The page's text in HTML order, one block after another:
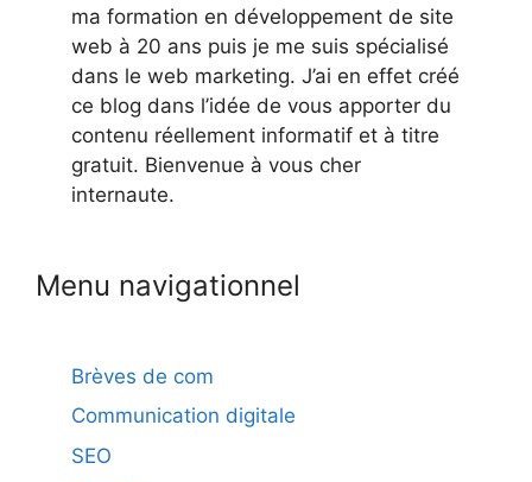
ma formation en développement de site
web à 20 ans puis je me suis spécialisé
dans le web marketing. J’ai en effet créé
ce blog dans l’idée de vous apporter du
contenu réellement informatif et à titre
gratuit. Bienvenue à vous cher
internaute.
Menu navigationnel
Brèves de com
Communication digitale
SEO